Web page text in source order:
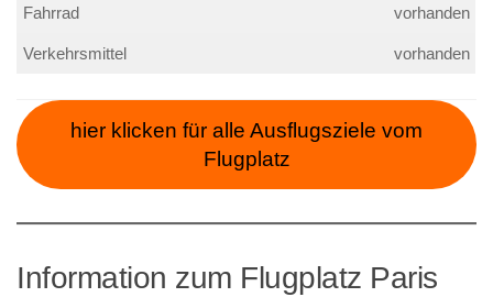
Fahrrad vorhanden
Verkehrsmittel vorhanden
hier klicken für alle Ausflugsziele vom
Flugplatz
Information zum Flugplatz Paris